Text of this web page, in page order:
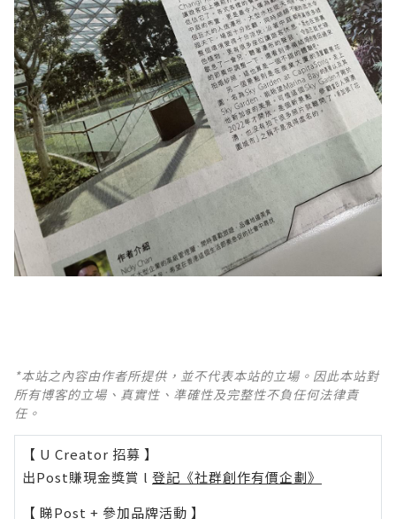
*本站之內容由作者所提供，並不代表本站的立場。因此本站對
所有博客的立場、真實性、準確性及完整性不負任何法律責
任。
【 U Creator 招募 】
出Post賺現金獎賞 l 登記《社群創作有價企劃》
【 睇Post + 參加品牌活動 】